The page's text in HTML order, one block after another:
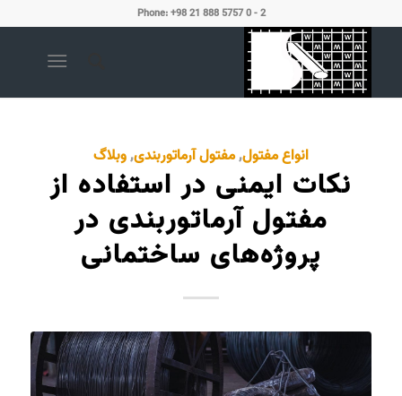
Phone: +98 21 888 5757 0 - 2
انواع مفتول,مفتول آرماتوربندی,وبلاگ
نکات ایمنی در استفاده از
مفتول آرماتوربندی در
پروژه‌های ساختمانی